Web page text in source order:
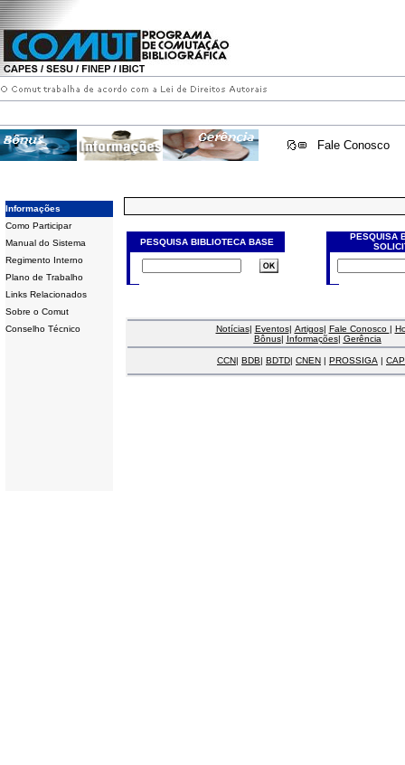
Fale Conosco
Informações
Como Participar
Manual do Sistema
Regimento Interno
Plano de Trabalho
Links Relacionados
Sobre o Comut
Conselho Técnico
PESQUISA BIBLIOTECA BASE
PESQUISA
Notícias| Eventos| Artigos| Fale Conosco |
Bônus| Informações| Gerência
CCN| BDB| BDTD| CNEN | PROSSIGA |